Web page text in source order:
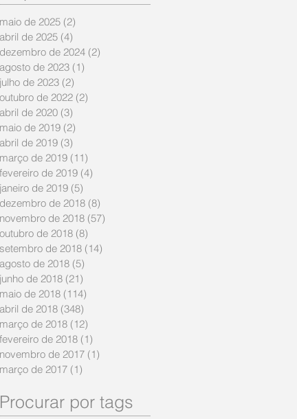
maio de 2025 (2)
abril de 2025 (4)
dezembro de 2024 (2)
agosto de 2023 (1)
julho de 2023 (2)
outubro de 2022 (2)
abril de 2020 (3)
maio de 2019 (2)
abril de 2019 (3)
março de 2019 (11)
fevereiro de 2019 (4)
janeiro de 2019 (5)
dezembro de 2018 (8)
novembro de 2018 (57)
outubro de 2018 (8)
setembro de 2018 (14)
agosto de 2018 (5)
junho de 2018 (21)
maio de 2018 (114)
abril de 2018 (348)
março de 2018 (12)
fevereiro de 2018 (1)
novembro de 2017 (1)
março de 2017 (1)
Procurar por tags